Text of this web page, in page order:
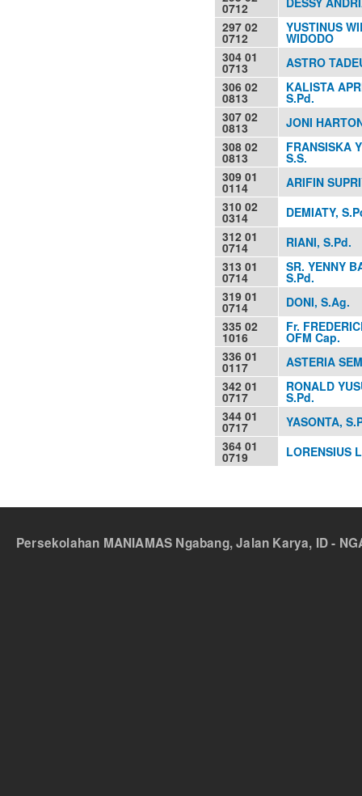
0712
297 02
0712
YUSTINUS
WIDODO
304 01
0713
ASTRO
306 02
0813
KALISTA
S.Pd.
307 02
0813
JONI
308 02
0813
FRANSISKA
S.S.
309 01
0114
ARIFIN
310 02
0314
DEMIATY,
312 01
0714
RIANI, S.Pd.
313 01
0714
SR. YENNY
S.Pd.
319 01
0714
DONI, S.Ag.
335 02
1016
Fr.
OFM Cap.
336 01
0117
ASTERIA
342 01
0717
RONALD
S.Pd.
344 01
0717
YASONTA,
364 01
0719 LORENSIUS
Persekolahan MANIAMAS Ngabang, Jalan Karya, ID -